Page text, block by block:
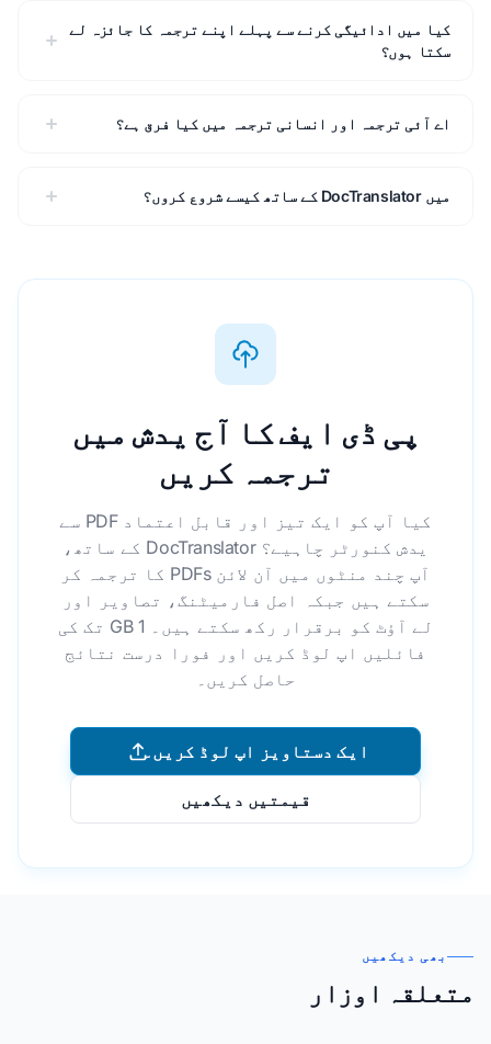
کیا میں ادائیگی کرنے سے پہلے اپنے ترجمہ کا جائزہ لے
سکتا ہوں؟
اے آئی ترجمہ اور انسانی ترجمہ میں کیا فرق ہے؟
میں DocTranslator کے ساتھ کیسے شروع کروں؟
پی ڈی ایف کا آج یدش میں
ترجمہ کریں
کیا آپ کو ایک تیز اور قابل اعتماد PDF سے
یدش کنورٹر چاہیے؟ DocTranslator کے ساتھ،
آپ چند منٹوں میں آن لائن PDFs کا ترجمہ کر
سکتے ہیں جبکہ اصل فارمیٹنگ، تصاویر اور
لے آؤٹ کو برقرار رکھ سکتے ہیں۔ 1 GB تک کی
فائلیں اپ لوڈ کریں اور فورا درست نتائج
حاصل کریں۔
ایک دستاویز اپ لوڈ کریں۔
قیمتیں دیکھیں
بھی دیکھیں
متعلقہ اوزار